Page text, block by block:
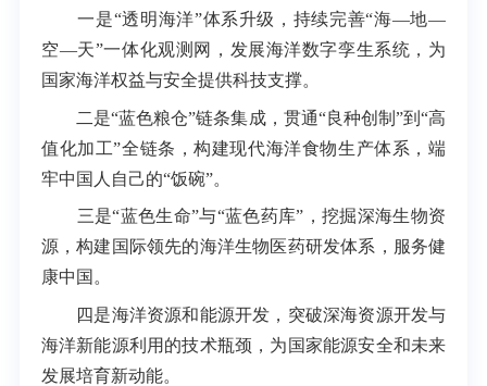
一是“透明海洋”体系升级，持续完善“海—地—
空—天”一体化观测网，发展海洋数字孪生系统，为
国家海洋权益与安全提供科技支撑。
二是“蓝色粮仓”链条集成，贯通“良种创制”到“高
值化加工”全链条，构建现代海洋食物生产体系，端
牢中国人自己的“饭碗”。
三是“蓝色生命”与“蓝色药库”，挖掘深海生物资
源，构建国际领先的海洋生物医药研发体系，服务健
康中国。
四是海洋资源和能源开发，突破深海资源开发与
海洋新能源利用的技术瓶颈，为国家能源安全和未来
发展培育新动能。